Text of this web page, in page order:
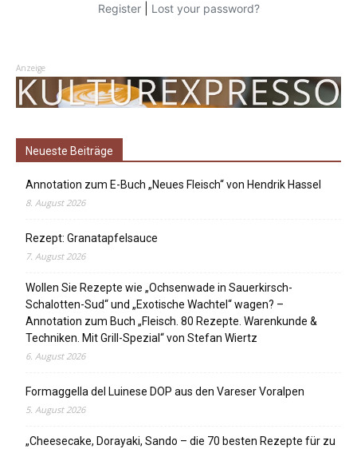
Register| Lost your password?
Anzeige
Neueste Beiträge
Annotation zum E-Buch „Neues Fleisch“ von Hendrik Hassel
8. August 2026
Rezept: Granatapfelsauce
7. August 2026
Wollen Sie Rezepte wie „Ochsenwade in Sauerkirsch-
Schalotten-Sud“ und „Exotische Wachtel“ wagen? –
Annotation zum Buch „Fleisch. 80 Rezepte. Warenkunde &
Techniken. Mit Grill-Spezial“ von Stefan Wiertz
6. August 2026
Formaggella del Luinese DOP aus den Vareser Voralpen
5. August 2026
„Cheesecake, Dorayaki, Sando – die 70 besten Rezepte für zu